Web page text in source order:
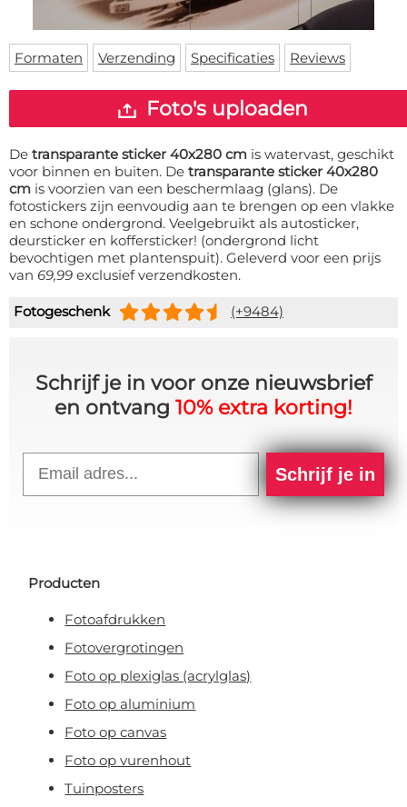
Vloermat
Skateboard deck
Levertijden
Inloggen
WhatsApp
Formaten Verzending Specificaties Reviews
Foto's uploaden
De transparante sticker 40x280 cm is watervast, geschikt
voor binnen en buiten. De transparante sticker 40x280
cm is voorzien van een beschermlaag (glans). De
fotostickers zijn eenvoudig aan te brengen op een vlakke
en schone ondergrond. Veelgebruikt als autosticker,
deursticker en koffersticker! (ondergrond licht
bevochtigen met plantenspuit). Geleverd voor een prijs
van 69,99 exclusief verzendkosten.
Fotogeschenk (+9484)
Schrijf je in voor onze nieuwsbrief
en ontvang 10% extra korting!
Schrijf je in
Producten
Fotoafdrukken
Fotovergrotingen
Foto op plexiglas (acrylglas)
Foto op aluminium
Foto op canvas
Foto op vurenhout
Tuinposters